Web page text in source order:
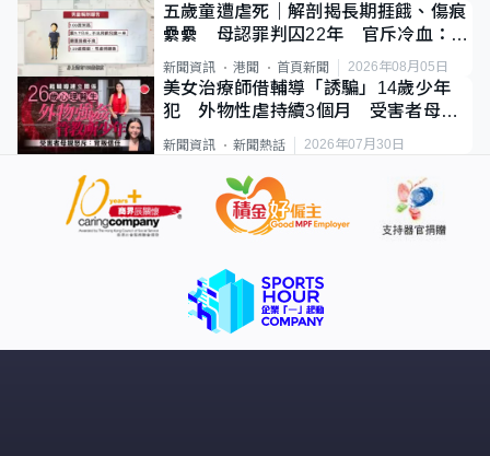
五歲童遭虐死｜解剖揭長期捱餓、傷痕
纍纍 母認罪判囚22年 官斥冷血：同
類案最惡劣
新聞資訊 港聞 首頁新聞 2026年08月05日
美女治療師借輔導「誘騙」14歲少年
犯 外物性虐持續3個月 受害者母：
要保護其他人
新聞資訊 新聞熱話 2026年07月30日